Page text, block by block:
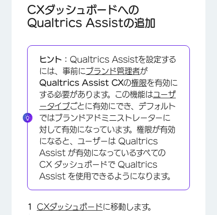
CXダッシュボードへの
Qualtrics Assistの追加
ヒント： Qualtrics Assistを設定する
には、事前にブランド管理者が
Qualtrics Assist CXの権限を有効に
する必要があります。この機能はユーザ
ータイプごとに有効にでき、デフォルト
ではブランドアドミニストレーターに
対して有効になっています。権限が有効
になると、ユーザーは Qualtrics
Assist が有効になっているすべての
CX ダッシュボードで Qualtrics
Assist を使用できるようになります。
CXダッシュボードに移動します。